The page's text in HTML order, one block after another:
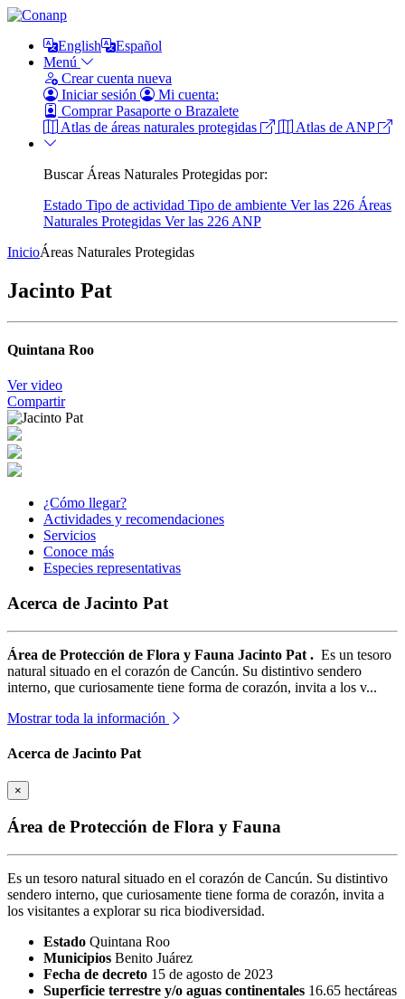
English
Español
Menú
Crear cuenta nueva
Iniciar sesión
Mi cuenta:
Comprar Pasaporte o Brazalete
Atlas de áreas naturales protegidas
Atlas de ANP
Buscar Áreas Naturales Protegidas por:
Estado Tipo de actividad Tipo de ambiente Ver las 226 Áreas
Naturales Protegidas Ver las 226 ANP
InicioÁreas Naturales Protegidas
Jacinto Pat
Quintana Roo
Ver video
Compartir
¿Cómo llegar?
Actividades y recomendaciones
Servicios
Conoce más
Especies representativas
Acerca de Jacinto Pat
Área de Protección de Flora y Fauna Jacinto Pat . Es un tesoro
natural situado en el corazón de Cancún. Su distintivo sendero
interno, que curiosamente tiene forma de corazón, invita a los v...
Mostrar toda la información
Acerca de Jacinto Pat
×
Área de Protección de Flora y Fauna
Es un tesoro natural situado en el corazón de Cancún. Su distintivo
sendero interno, que curiosamente tiene forma de corazón, invita a
los visitantes a explorar su rica biodiversidad.
Estado Quintana Roo
Municipios Benito Juárez
Fecha de decreto 15 de agosto de 2023
Superficie terrestre y/o aguas continentales 16.65 hectáreas